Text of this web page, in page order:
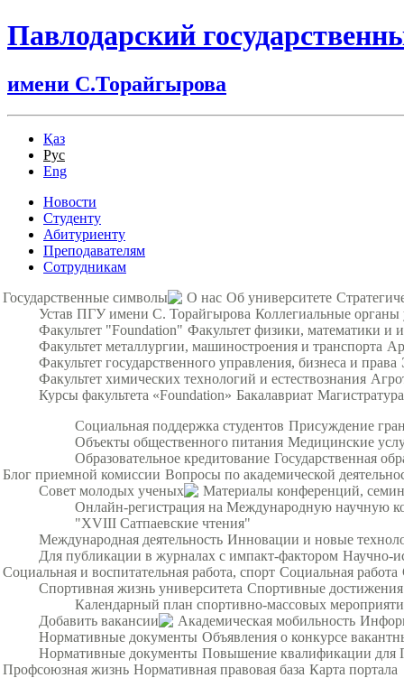
Павлодарский
имени С.Торайгырова
Қаз
Рус
Eng
Новости
Студенту
Абитуриенту
Преподавателям
Сотрудникам
Государственные символы
О нас Об университете
Устав ПГУ имени С. Торайгырова Коллегиальные органы
Факультет "Foundation" Факультет физики, математики и
Факультет металлургии, машиностроения и транспорта
Факультет государственного управления, бизнеса и права
Факультет химических технологий и естествознания
Курсы факультета «Foundation» Бакалавриат Магистратура
Социальная поддержка студентов Присуждение
Объекты общественного питания Медицинские
Образовательное кредитование Государственная
Блог приемной комиссии Вопросы по академической
Совет молодых ученых
Материалы конференций,
Онлайн-регистрация на Международную научную
"XVIII Сатпаевские чтения"
Международная деятельность Инновации и новые
Для публикации в журналах с импакт-фактором Научно-
Социальная и воспитательная работа, спорт Социальная работа
Спортивная жизнь университета Спортивные достижения
Календарный план спортивно-массовых
Добавить вакансии
Академическая мобильность
Нормативные документы Объявления о конкурсе
Нормативные документы Повышение квалификации для
Профсоюзная жизнь Нормативная правовая база Карта портала